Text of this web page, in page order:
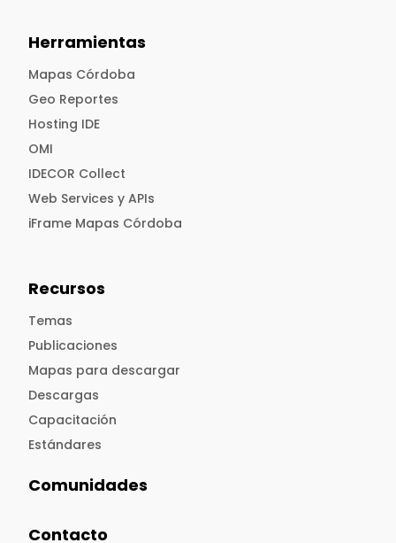
Herramientas
Mapas Córdoba
Geo Reportes
Hosting IDE
OMI
IDECOR Collect
Web Services y APIs
iFrame Mapas Córdoba
Recursos
Temas
Publicaciones
Mapas para descargar
Descargas
Capacitación
Estándares
Comunidades
Contacto